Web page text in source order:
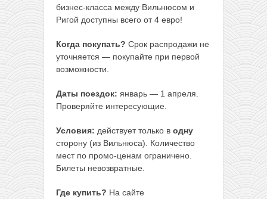
бизнес-класса между Вильнюсом и
Ригой доступны всего от 4 евро!
Когда покупать? Срок распродажи не
уточняется — покупайте при первой
возможности.
Даты поездок: январь — 1 апреля.
Проверяйте интересующие.
Условия: действует только в одну
сторону (из Вильнюса). Количество
мест по промо-ценам ограничено.
Билеты невозвратные.
Где купить? На сайте